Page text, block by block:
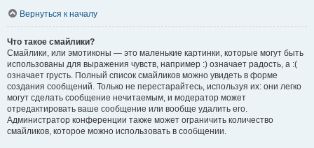
Вернуться к началу
Что такое смайлики?
Смайлики, или эмотиконы — это маленькие картинки, которые могут быть
использованы для выражения чувств, например :) означает радость, а :(
означает грусть. Полный список смайликов можно увидеть в форме
создания сообщений. Только не перестарайтесь, используя их: они легко
могут сделать сообщение нечитаемым, и модератор может
отредактировать ваше сообщение или вообще удалить его.
Администратор конференции также может ограничить количество
смайликов, которое можно использовать в сообщении.